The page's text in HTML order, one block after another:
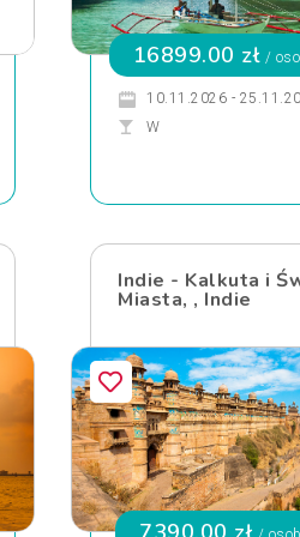
16899.00 zł /
10.11.2026 -
W
Indie - Kalkuta i
Miasta, , Indie